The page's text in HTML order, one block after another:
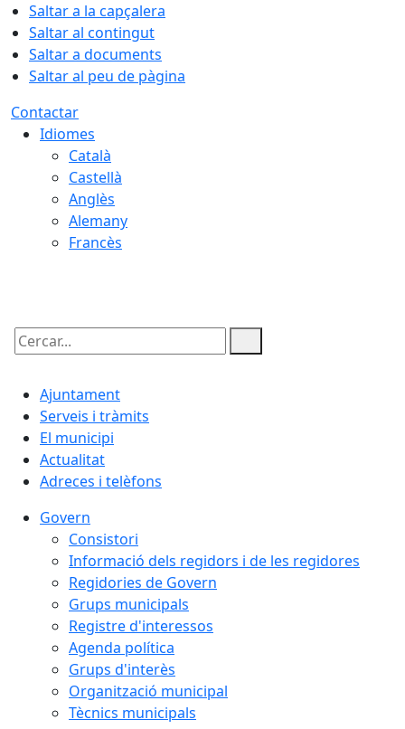
Saltar a la capçalera
Saltar al contingut
Saltar a documents
Saltar al peu de pàgina
Contactar
Idiomes
Català
Castellà
Anglès
Alemany
Francès
Cercar:
Ajuntament
Serveis i tràmits
El municipi
Actualitat
Adreces i telèfons
Govern
Consistori
Informació dels regidors i de les regidores
Regidories de Govern
Grups municipals
Registre d'interessos
Agenda política
Grups d'interès
Organització municipal
Tècnics municipals